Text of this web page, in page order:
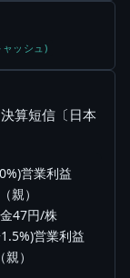
ャッシュ)
算短信〔日本
営業利益
親）
47円/株
営業利益
）